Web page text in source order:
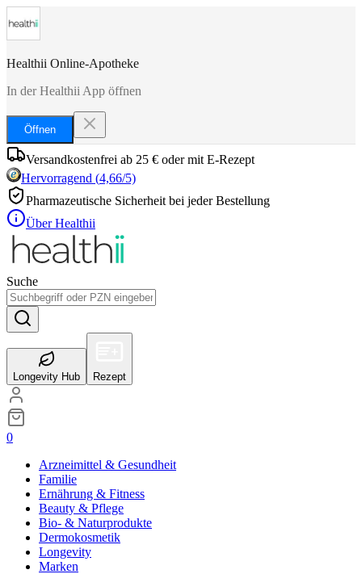
Healthii Online-Apotheke
In der Healthii App öffnen
Öffnen
Versandkostenfrei ab 25 € oder mit E-Rezept
Hervorragend (4,66/5)
Pharmazeutische Sicherheit bei jeder Bestellung
Über Healthii
Suche
Longevity Hub Rezept
0
Arzneimittel & Gesundheit
Familie
Ernährung & Fitness
Beauty & Pflege
Bio- & Naturprodukte
Dermokosmetik
Longevity
Marken